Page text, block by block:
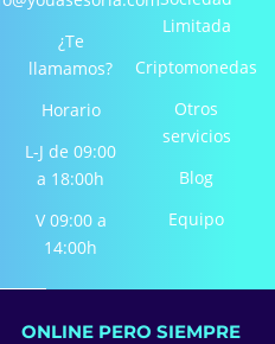
¿Te
llamamos?
Horario
L-J de 09:00
a 18:00h
V 09:00 a
14:00h
Limitada
Criptomonedas
Otros
servicios
Blog
Equipo
ONLINE PERO SIEMPRE